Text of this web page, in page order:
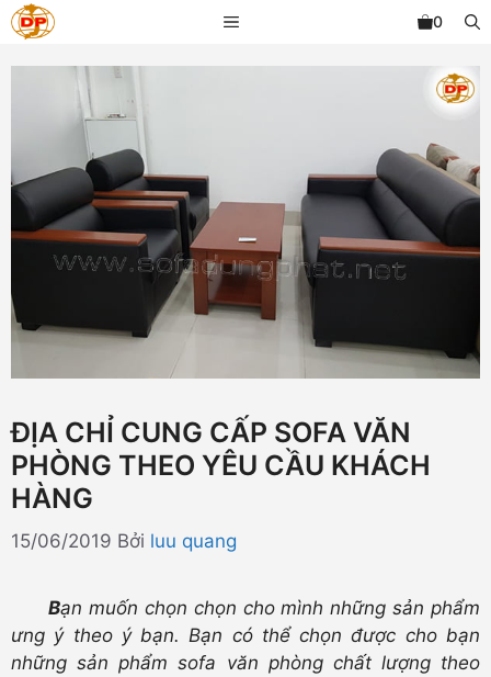
Chuyển
đến
nội
MENU 0
ĐỊA CHỈ CUNG CẤP SOFA VĂN
PHÒNG THEO YÊU CẦU KHÁCH
HÀNG
15/06/2019 Bởi luu quang
Bạn muốn chọn chọn cho mình những sản phẩm
ưng ý theo ý bạn. Bạn có thể chọn được cho bạn
những sản phẩm sofa văn phòng chất lượng theo